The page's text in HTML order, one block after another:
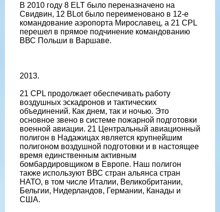
В 2010 году 8 ELT было переназначено на
Свидвин, 12 BLot было переименовано в 12-е
командование аэропорта Мирославец, а 21 CPL
перешел в прямое подчинение командованию
ВВС Польши в Варшаве.
2013.
21 CPL продолжает обеспечивать работу
воздушных эскадронов и тактических
объединений. Как днем, так и ночью. Это
основное звено в системе пожарной подготовки
военной авиации. 21 Центральный авиационный
полигон в Надажицах является крупнейшим
полигоном воздушной подготовки и в настоящее
время единственным активным
бомбардировщиком в Европе. Наш полигон
также используют ВВС стран альянса стран
НАТО, в том числе Италии, Великобритании,
Бельгии, Нидерландов, Германии, Канады и
США.